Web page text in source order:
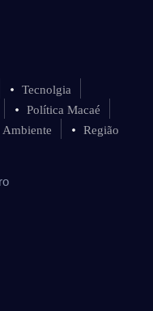
Tecnolgia
Política Macaé
Região